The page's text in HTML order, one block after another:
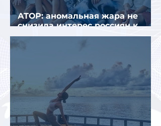
АТОР: аномальная жара не
снизила интерес россиян к
летнему отдыху в Европе